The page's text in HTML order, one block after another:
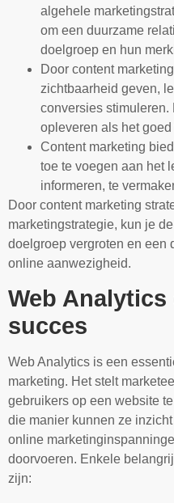
algehele
om een ​​duurzame
doelgroep en hun
Door content
zichtbaarheid geven,
conversies
opleveren als het
Content marketing
toe te voegen aan het
informeren, te
Door content marketing
marketingstrategie, kun je
doelgroep vergroten en een
online aanwezigheid.
Web Analytics
succes
Web Analytics is een
marketing. Het stelt
gebruikers op een website
die manier kunnen ze
online
doorvoeren. Enkele
zijn: